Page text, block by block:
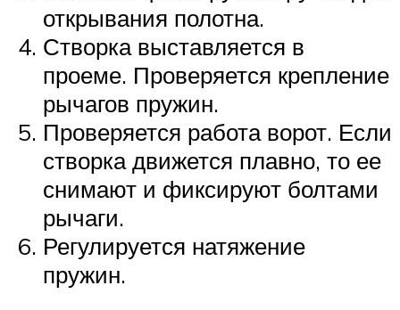
открывания полотна.
Створка выставляется в
проеме. Проверяется крепление
рычагов пружин.
Проверяется работа ворот. Если
створка движется плавно, то ее
снимают и фиксируют болтами
рычаги.
Регулируется натяжение
пружин.